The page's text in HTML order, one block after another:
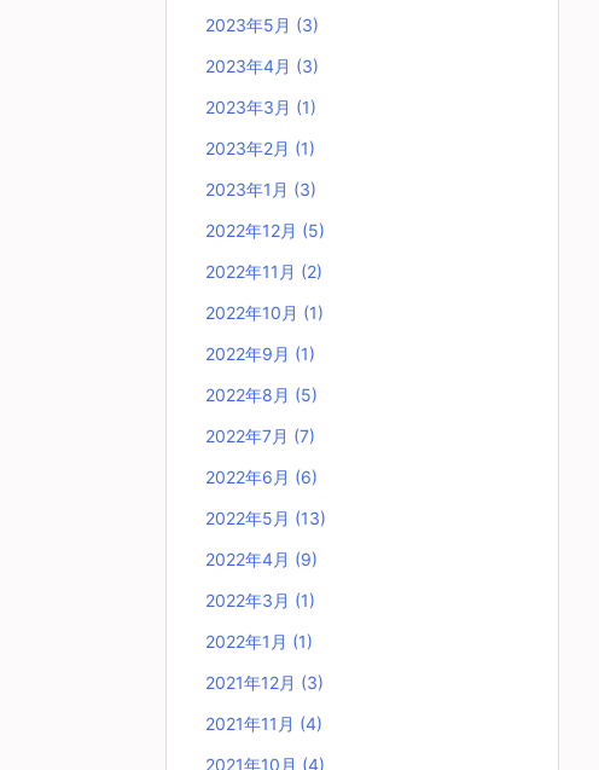
2023年5月 (3)
2023年4月 (3)
2023年3月 (1)
2023年2月 (1)
2023年1月 (3)
2022年12月 (5)
2022年11月 (2)
2022年10月 (1)
2022年9月 (1)
2022年8月 (5)
2022年7月 (7)
2022年6月 (6)
2022年5月 (13)
2022年4月 (9)
2022年3月 (1)
2022年1月 (1)
2021年12月 (3)
2021年11月 (4)
2021年10月 (4)